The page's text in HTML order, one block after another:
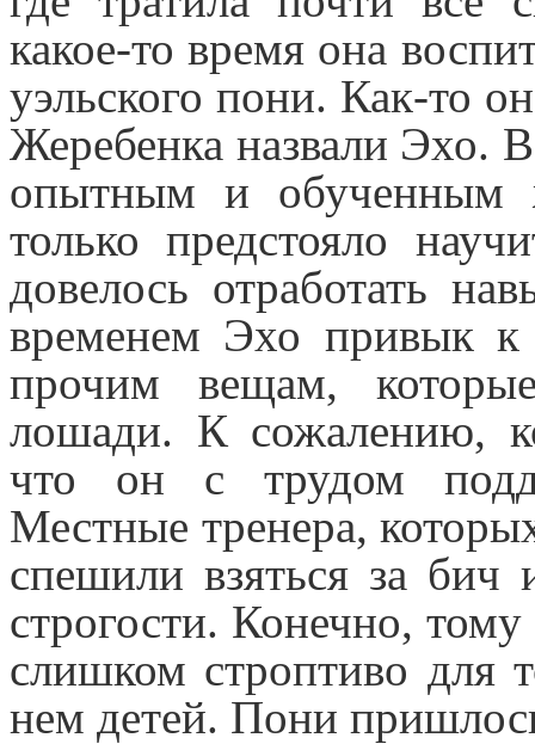
какое-то время она
уэльского пони. Как-то
Жеребенка назвали Эхо.
опытным и обученным
только предстояло
довелось отработать
временем Эхо привык к
прочим вещам,
лошади. К сожалению,
что он с трудом
Местные тренера,
спешили взяться за бич
строгости. Конечно,
слишком строптиво для
нем детей. Пони